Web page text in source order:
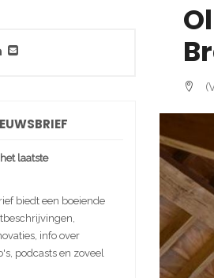
laatste
biedt een boeiende
info over
podcasts en zoveel